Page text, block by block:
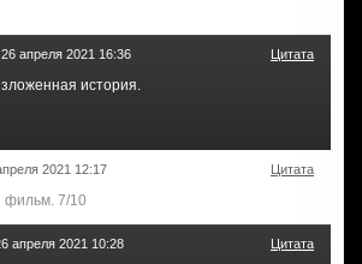
26 апреля 2021 16:36 Цитата
история.
2021 12:17 Цитата
фильм. 7/10
апреля 2021 10:28 Цитата